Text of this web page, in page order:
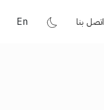
اتصل بنا En